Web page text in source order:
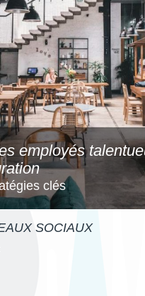
employés
clés
SOCIAUX